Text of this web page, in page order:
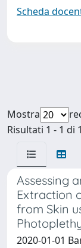
Scheda
Mostra
Risultati 1 - 1 di
Assessing
Extraction
from Skin
2020-01-01